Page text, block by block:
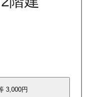
3,000円